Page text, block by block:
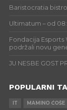
Baristocratia
Ultimatum – od
Fondacija
podržali novu
JU NESBE GOST
POPULARNI
IT MAMINO ĆOŠE